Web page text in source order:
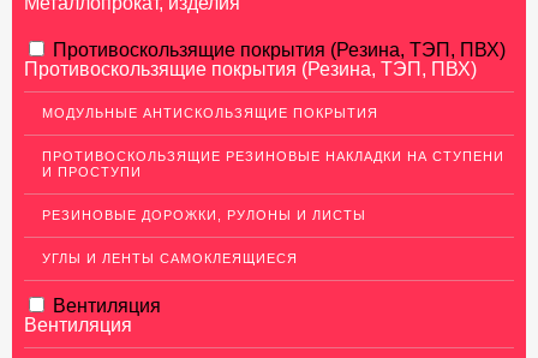
АЛЮМИНИЕВЫЙ ПРОКАТ
НЕРЖАВЕЮЩАЯ СТАЛЬ
Нержавеющие листы
Уголки из нержавеющей стали
Полоса из нержавейки
Нержавеющие трубы
ПВЛ-листы
Противоскользящие покрытия (Резина, ТЭП, ПВХ)
Противоскользящие покрытия (Резина, ТЭП, ПВХ)
МОДУЛЬНЫЕ АНТИСКОЛЬЗЯЩИЕ ПОКРЫТИЯ
ПРОТИВОСКОЛЬЗЯЩИЕ РЕЗИНОВЫЕ НАКЛАДКИ НА СТУПЕНИ
И ПРОСТУПИ
РЕЗИНОВЫЕ ДОРОЖКИ, РУЛОНЫ И ЛИСТЫ
УГЛЫ И ЛЕНТЫ САМОКЛЕЯЩИЕСЯ
Вентиляция
Вентиляция